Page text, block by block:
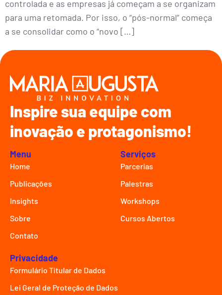
controlada e as empresas já começam a se organizam
para uma retomada. Por isso, o “pós-normal” começa
a se consolidar como o “novo […]
Inspire sua equipe com
inovação e protagonismo!
Menu
Home
Publicações
Insights
Sobre
Contato
Serviços
Parcerias
Palestras
Workshops
Cursos Abertos
Privacidade
Formulário Títular de Dados
Lei Geral de Proteção de Dados